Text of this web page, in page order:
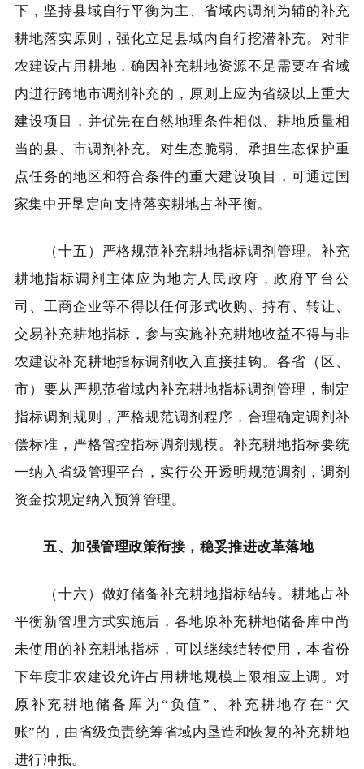
下，坚持县域自行平衡为主、省域内调剂为辅的补充
耕地落实原则，强化立足县域内自行挖潜补充。对非
农建设占用耕地，确因补充耕地资源不足需要在省域
内进行跨地市调剂补充的，原则上应为省级以上重大
建设项目，并优先在自然地理条件相似、耕地质量相
当的县、市调剂补充。对生态脆弱、承担生态保护重
点任务的地区和符合条件的重大建设项目，可通过国
家集中开垦定向支持落实耕地占补平衡。
（十五）严格规范补充耕地指标调剂管理。补充
耕地指标调剂主体应为地方人民政府，政府平台公
司、工商企业等不得以任何形式收购、持有、转让、
交易补充耕地指标，参与实施补充耕地收益不得与非
农建设补充耕地指标调剂收入直接挂钩。各省（区、
市）要从严规范省域内补充耕地指标调剂管理，制定
指标调剂规则，严格规范调剂程序，合理确定调剂补
偿标准，严格管控指标调剂规模。补充耕地指标要统
一纳入省级管理平台，实行公开透明规范调剂，调剂
资金按规定纳入预算管理。
五、加强管理政策衔接，稳妥推进改革落地
（十六）做好储备补充耕地指标结转。耕地占补
平衡新管理方式实施后，各地原补充耕地储备库中尚
未使用的补充耕地指标，可以继续结转使用，本省份
下年度非农建设允许占用耕地规模上限相应上调。对
原补充耕地储备库为“负值”、补充耕地存在“欠
账”的，由省级负责统筹省域内垦造和恢复的补充耕地
进行冲抵。